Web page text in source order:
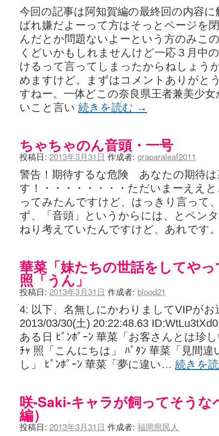
今回の記事は阿知賀編の最終回の内容
ばれ嫌だよーって方はそっとページを
んだとか問題ないよーという方のみこ
くどいかもしれませんけど一応３月中
けるって言ってしまったからねしょう
めますけど。まずはコメントありがと
すねー。一体どこの奈良県王者兼美少
いこと言い 続きを読む →
ちゃちゃのん音頭・一号
投稿日: 2013年3月31日 作成者: graparaleaf2011
警告！期待するな危険 あなたの期待は
す！・・・・・・・・ただいまーええ
ってみたんですけど、はっきり言って
ず、「音頭」というからには、とペン
ねり考えていたんですけど、あれです
華菜「妹たちの世話をしてや
照「うん」
投稿日: 2013年3月31日 作成者: blood21
4: 以下、名無しにかわりましてVIPがお
2013/03/30(土) 20:22:48.63 ID:WtLu3tXd0
ある日 ﾋﾟﾝﾎﾟｰﾝ 華菜「お客さんとは珍
ﾁｬ 照「こんにちは」 ﾊﾞﾀﾝ 華菜「見間
し」 ﾋﾟﾝﾎﾟｰﾝ 華菜「夢に違い… 続きを
咲-Saki-キャラが飼ってそうな
編）
投稿日: 2013年3月31日 作成者: 福岡県民人